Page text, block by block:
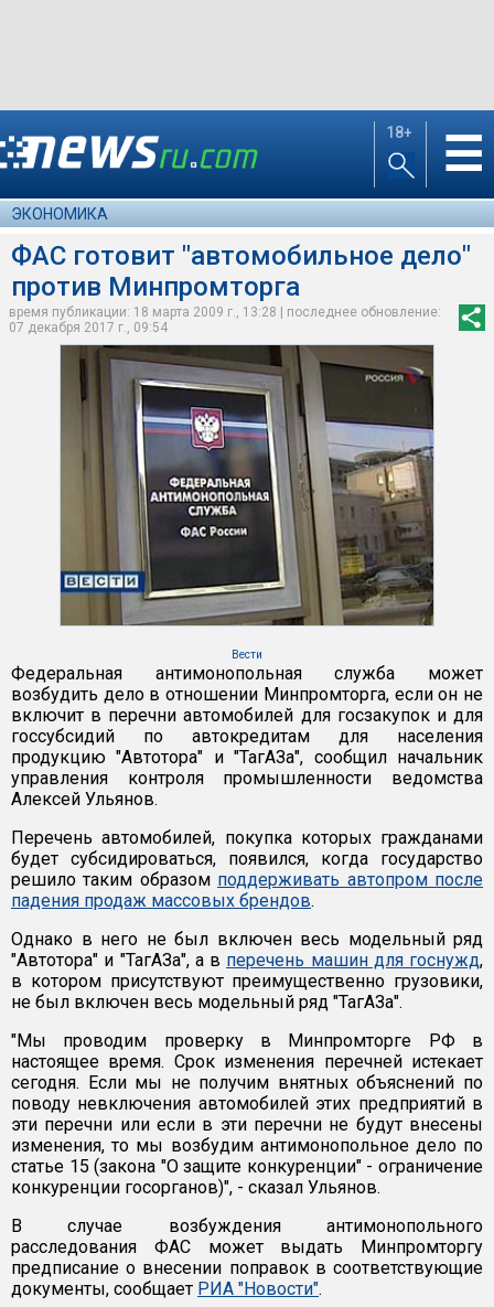
18+ ☰
ЭКОНОМИКА
ФАС готовит "автомобильное дело"
против Минпромторга
время публикации: 18 марта 2009 г., 13:28 | последнее обновление:
07 декабря 2017 г., 09:54
Вести
Федеральная антимонопольная служба может
возбудить дело в отношении Минпромторга, если он не
включит в перечни автомобилей для госзакупок и для
госсубсидий по автокредитам для населения
продукцию "Автотора" и "ТагАЗа", сообщил начальник
управления контроля промышленности ведомства
Алексей Ульянов.
Перечень автомобилей, покупка которых гражданами
будет субсидироваться, появился, когда государство
решило таким образом поддерживать автопром после
падения продаж массовых брендов.
Однако в него не был включен весь модельный ряд
"Автотора" и "ТагАЗа", а в перечень машин для госнужд,
в котором присутствуют преимущественно грузовики,
не был включен весь модельный ряд "ТагАЗа".
"Мы проводим проверку в Минпромторге РФ в
настоящее время. Срок изменения перечней истекает
сегодня. Если мы не получим внятных объяснений по
поводу невключения автомобилей этих предприятий в
эти перечни или если в эти перечни не будут внесены
изменения, то мы возбудим антимонопольное дело по
статье 15 (закона "О защите конкуренции" - ограничение
конкуренции госорганов)", - сказал Ульянов.
В случае возбуждения антимонопольного
расследования ФАС может выдать Минпромторгу
предписание о внесении поправок в соответствующие
документы, сообщает РИА "Новости".